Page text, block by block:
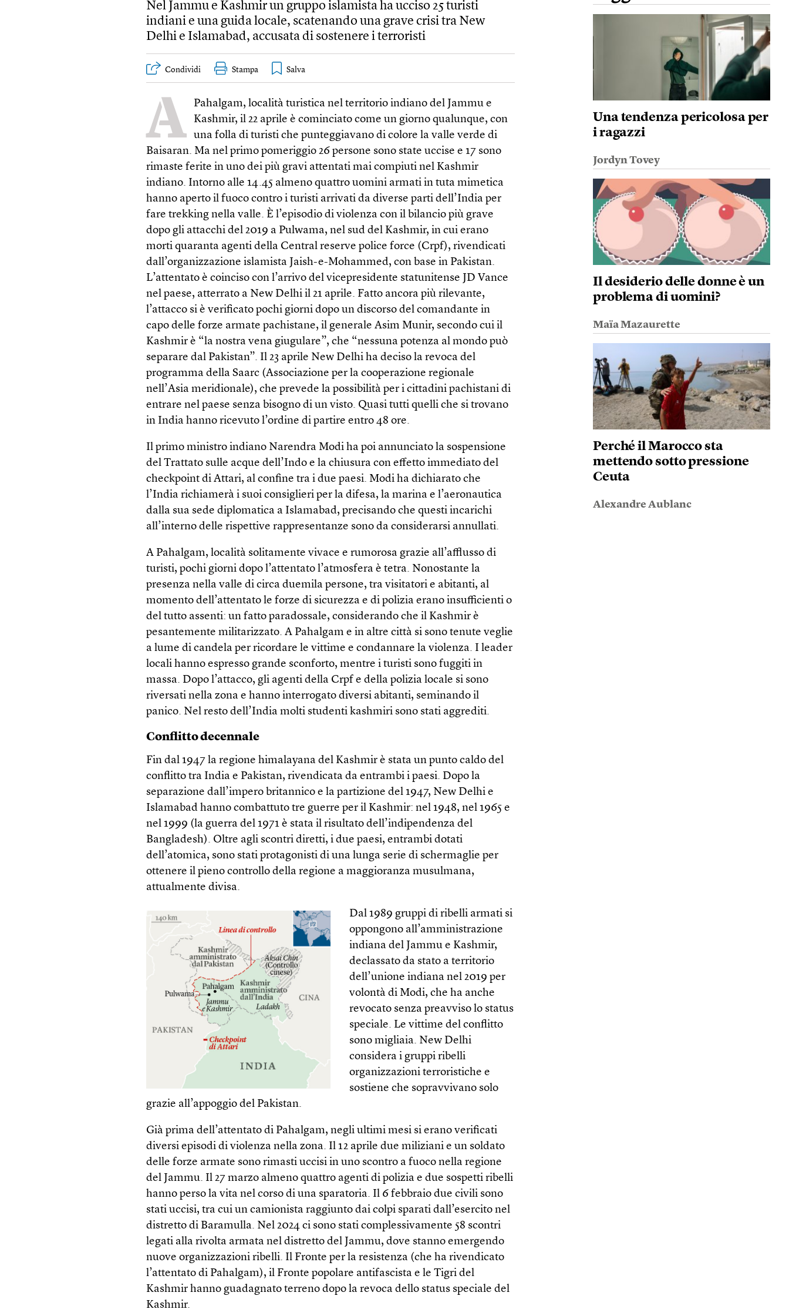
Nel Jammu e Kashmir un gruppo islamista ha ucciso 25 turisti
indiani e una guida locale, scatenando una grave crisi tra New
Delhi e Islamabad, accusata di sostenere i terroristi
Condividi Stampa
A
Pahalgam, località turistica nel territorio indiano del Jammu e
Kashmir, il 22 aprile è cominciato come un giorno qualunque, con
una folla di turisti che punteggiavano di colore la valle verde di
Baisaran. Ma nel primo pomeriggio 26 persone sono state uccise e 17 sono
rimaste ferite in uno dei più gravi attentati mai compiuti nel Kashmir
indiano. Intorno alle 14.45 almeno quattro uomini armati in tuta mimetica
hanno aperto il fuoco contro i turisti arrivati da diverse parti dell’India per
fare trekking nella valle. È l’episodio di violenza con il bilancio più grave
dopo gli attacchi del 2019 a Pulwama, nel sud del Kashmir, in cui erano
morti quaranta agenti della Central reserve police force (Crpf), rivendicati
dall’organizzazione islamista Jaish-e-Mohammed, con base in Pakistan.
L’attentato è coinciso con l’arrivo del vicepresidente statunitense JD Vance
nel paese, atterrato a New Delhi il 21 aprile. Fatto ancora più rilevante,
l’attacco si è verificato pochi giorni dopo un discorso del comandante in
capo delle forze armate pachistane, il generale Asim Munir, secondo cui il
Kashmir è “la nostra vena giugulare”, che “nessuna potenza al mondo può
separare dal Pakistan”. Il 23 aprile New Delhi ha deciso la revoca del
programma della Saarc (Associazione per la cooperazione regionale
nell’Asia meridionale), che prevede la possibilità per i cittadini pachistani di
entrare nel paese senza bisogno di un visto. Quasi tutti quelli che si trovano
in India hanno ricevuto l’ordine di partire entro 48 ore.
Il primo ministro indiano Narendra Modi ha poi annunciato la sospensione
del Trattato sulle acque dell’Indo e la chiusura con effetto immediato del
checkpoint di Attari, al confine tra i due paesi. Modi ha dichiarato che
l’India richiamerà i suoi consiglieri per la difesa, la marina e l’aeronautica
dalla sua sede diplomatica a Islamabad, precisando che questi incarichi
all’interno delle rispettive rappresentanze sono da considerarsi annullati.
A Pahalgam, località solitamente vivace e rumorosa grazie all’afflusso di
turisti, pochi giorni dopo l’attentato l’atmosfera è tetra. Nonostante la
presenza nella valle di circa duemila persone, tra visitatori e abitanti, al
momento dell’attentato le forze di sicurezza e di polizia erano insufficienti o
del tutto assenti: un fatto paradossale, considerando che il Kashmir è
pesantemente militarizzato. A Pahalgam e in altre città si sono tenute veglie
a lume di candela per ricordare le vittime e condannare la violenza. I leader
locali hanno espresso grande sconforto, mentre i turisti sono fuggiti in
massa. Dopo l’attacco, gli agenti della Crpf e della polizia locale si sono
riversati nella zona e hanno interrogato diversi abitanti, seminando il
panico. Nel resto dell’India molti studenti kashmiri sono stati aggrediti.
Conflitto decennale
Fin dal 1947 la regione himalayana del Kashmir è stata un punto caldo del
conflitto tra India e Pakistan, rivendicata da entrambi i paesi. Dopo la
separazione dall’impero britannico e la partizione del 1947, New Delhi e
Islamabad hanno combattuto tre guerre per il Kashmir: nel 1948, nel 1965 e
nel 1999 (la guerra del 1971 è stata il risultato dell’indipendenza del
Bangladesh). Oltre agli scontri diretti, i due paesi, entrambi dotati
dell’atomica, sono stati protagonisti di una lunga serie di schermaglie per
ottenere il pieno controllo della regione a maggioranza musulmana,
attualmente divisa.
Dal 1989 gruppi di ribelli armati si
oppongono all’amministrazione
indiana del Jammu e Kashmir,
declassato da stato a territorio
dell’unione indiana nel 2019 per
volontà di Modi, che ha anche
revocato senza preavviso lo status
speciale. Le vittime del conflitto
sono migliaia. New Delhi
considera i gruppi ribelli
organizzazioni terroristiche e
sostiene che sopravvivano solo
grazie all’appoggio del Pakistan.
Già prima dell’attentato di Pahalgam, negli ultimi mesi si erano verificati
diversi episodi di violenza nella zona. Il 12 aprile due miliziani e un soldato
delle forze armate sono rimasti uccisi in uno scontro a fuoco nella regione
del Jammu. Il 27 marzo almeno quattro agenti di polizia e due sospetti ribelli
hanno perso la vita nel corso di una sparatoria. Il 6 febbraio due civili sono
stati uccisi, tra cui un camionista raggiunto dai colpi sparati dall’esercito nel
distretto di Baramulla. Nel 2024 ci sono stati complessivamente 58 scontri
legati alla rivolta armata nel distretto del Jammu, dove stanno emergendo
nuove organizzazioni ribelli. Il Fronte per la resistenza (che ha rivendicato
l’attentato di Pahalgam), il Fronte popolare antifascista e le Tigri del
Kashmir hanno guadagnato terreno dopo la revoca dello status speciale del
Kashmir.
Una tendenza pericolosa per
i ragazzi
Jordyn Tovey
Il desiderio delle donne è un
problema di uomini?
Maïa Mazaurette
Perché il Marocco sta
mettendo sotto pressione
Ceuta
Alexandre Aublanc